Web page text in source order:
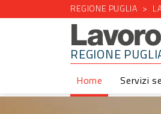
REGIONE PUGLIA
REGIONE
Home Servizi